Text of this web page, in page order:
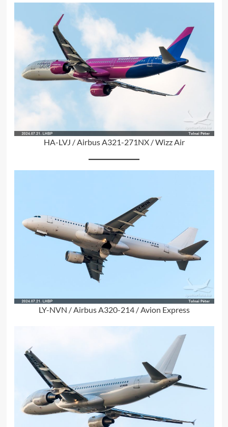
HA-LVJ / Airbus A321-271NX / Wizz Air
LY-NVN / Airbus A320-214 / Avion Express